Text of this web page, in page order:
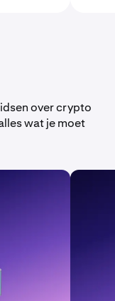
over crypto
wat je moet